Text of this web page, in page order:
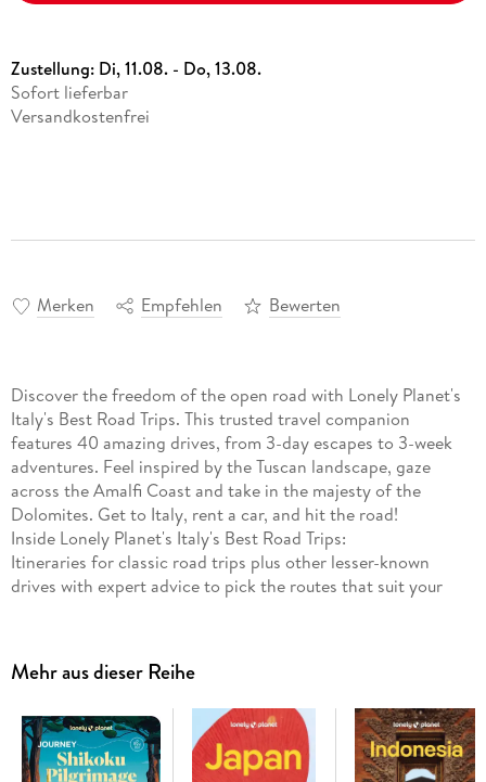
Zustellung: Di, 11.08. - Do, 13.08.
Sofort lieferbar
Versandkostenfrei
Merken Empfehlen Bewerten
Discover the freedom of the open road with Lonely Planet's
Italy's Best Road Trips. This trusted travel companion
features 40 amazing drives, from 3-day escapes to 3-week
adventures. Feel inspired by the Tuscan landscape, gaze
across the Amalfi Coast and take in the majesty of the
Dolomites. Get to Italy, rent a car, and hit the road!
Inside Lonely Planet's Italy's Best Road Trips:
Itineraries for classic road trips plus other lesser-known
drives with expert advice to pick the routes that suit your
the way
Link Your Trip - cruise from one driving route to the next
Insider tips - get around like a local, avoid trouble spots and
be safe on the road - local driving rules, parking, toll roads
Stretch Your Legs - the best things to do outside the car
Mehr aus dieser Reihe